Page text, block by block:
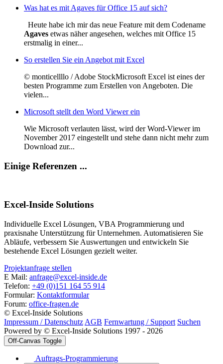
Was hat es mit Agaves für Office 15 auf sich?
Heute habe ich mir das neue Feature mit dem Codename
Agaves etwas näher angesehen, welches mit Office 15
erstmalig in einer...
So erstellen Sie ein Angebot mit Excel
© monticellllo / Adobe StockMicrosoft Excel ist eines der
besten Programme zum Erstellen von Angeboten. Die
vielen...
Microsoft stellt den Word Viewer ein
Wie Microsoft verlauten lässt, wird der Word-Viewer im
November 2017 eingestellt und stehe dann nicht mehr zum
Download zur...
Einige Referenzen ...
Excel-Inside Solutions
Individuelle Excel Lösungen, VBA Programmierung und
praxisnahe Unterstützung für Unternehmen. Automatisieren Sie
Abläufe, verbessern Sie Auswertungen und entwickeln Sie
bestehende Excel Lösungen gezielt weiter.
Projektanfrage stellen
E Mail: anfrage@excel-inside.de
Telefon: +49 (0)151 164 55 914
Formular: Kontaktformular
Forum: office-fragen.de
© Excel-Inside Solutions
Impressum / Datenschutz AGB Fernwartung / Support Suchen
Powered by © Excel-Inside Solutions 1997 - 2026
Off-Canvas Toggle
Auftrags-Programmierung